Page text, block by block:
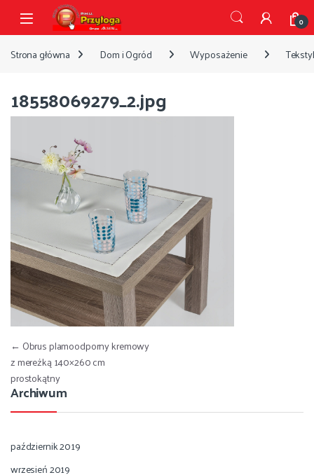
Przejdź do nawigacji
Przejdź do treści
Open 0
Strona główna Dom i Ogród Wyposażenie
18558069279_2.jpg
Nawigacja wpisu
← Obrus plamoodporny kremowy
z mereżką 140×260 cm
prostokątny
Archiwum
październik 2019
wrzesień 2019